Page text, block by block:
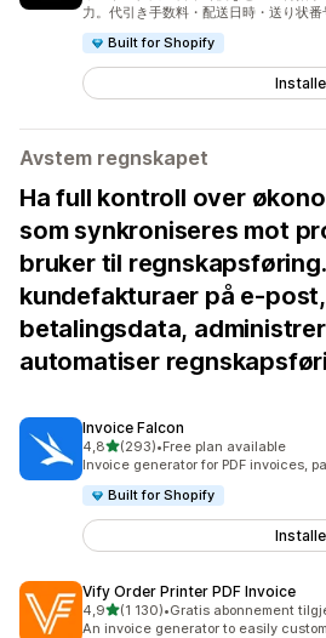
力。代引き手数料・配送日時・送り状番
Built for Shopify
Avstem regnskapet
Ha full kontroll over
som synkroniseres mot
bruker til
kundefakturaer på e-
betalingsdata,
automatiser
Invoice Falcon
4,8av 5 stjerner
(293)
Totalt 293 omtaler
•Free plan available
Invoice generator for PDF invoices,
Built for Shopify
Vify Order Printer PDF Invoice
4,9av 5 stjerner
(1 130)
Totalt 1130 omtaler
•Gratis abonnement
An invoice generator to easily